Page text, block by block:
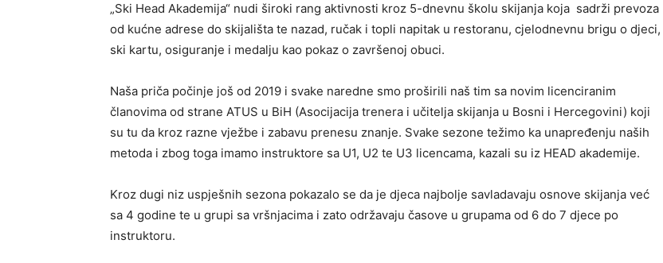
„Ski Head Akademija“ nudi široki rang aktivnosti kroz 5-dnevnu školu skijanja koja sadrži prevoza
od kućne adrese do skijališta te nazad, ručak i topli napitak u restoranu, cjelodnevnu brigu o djeci,
ski kartu, osiguranje i medalju kao pokaz o završenoj obuci.
Naša priča počinje još od 2019 i svake naredne smo proširili naš tim sa novim licenciranim
članovima od strane ATUS u BiH (Asocijacija trenera i učitelja skijanja u Bosni i Hercegovini) koji
su tu da kroz razne vježbe i zabavu prenesu znanje. Svake sezone težimo ka unapređenju naših
metoda i zbog toga imamo instruktore sa U1, U2 te U3 licencama, kazali su iz HEAD akademije.
Kroz dugi niz uspješnih sezona pokazalo se da je djeca najbolje savladavaju osnove skijanja već
sa 4 godine te u grupi sa vršnjacima i zato održavaju časove u grupama od 6 do 7 djece po
instruktoru.